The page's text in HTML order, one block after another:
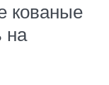
кованые
на